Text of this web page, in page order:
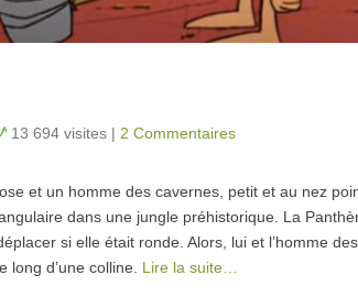
13 694 visites | 2 Commentaires
et un homme des cavernes, petit et au nez
dans une jungle préhistorique. La
si elle était ronde. Alors, lui et l’homme
d’une colline. Lire la suite…